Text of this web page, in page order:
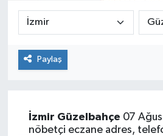
Paylaş
İzmir Güzelbahçe 07
nöbetçi eczane adres,
ÇEVRE
İLÇELER
KÜLTÜR